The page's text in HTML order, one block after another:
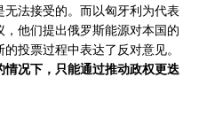
法接受的。而以匈牙利为代表
他们提出俄罗斯能源对本国的
投票过程中表达了反对意见。
况下，只能通过推动政权更迭